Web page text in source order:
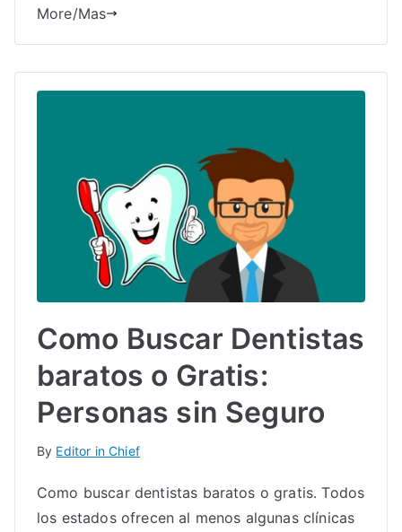
More/Mas
Como Buscar Dentistas
baratos o Gratis:
Personas sin Seguro
By Editor in Chief
Como buscar dentistas baratos o gratis. Todos
los estados ofrecen al menos algunas clínicas